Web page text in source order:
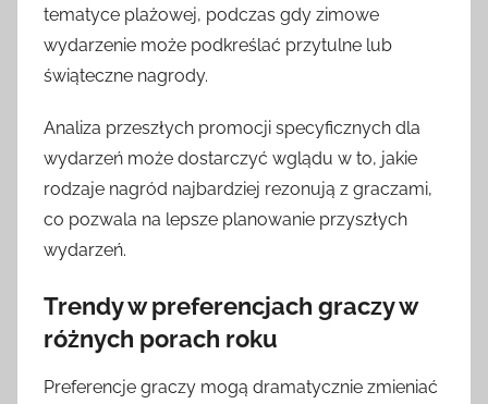
tematyce plażowej, podczas gdy zimowe
wydarzenie może podkreślać przytulne lub
świąteczne nagrody.
Analiza przeszłych promocji specyficznych dla
wydarzeń może dostarczyć wglądu w to, jakie
rodzaje nagród najbardziej rezonują z graczami,
co pozwala na lepsze planowanie przyszłych
wydarzeń.
Trendy w preferencjach graczy w
różnych porach roku
Preferencje graczy mogą dramatycznie zmieniać